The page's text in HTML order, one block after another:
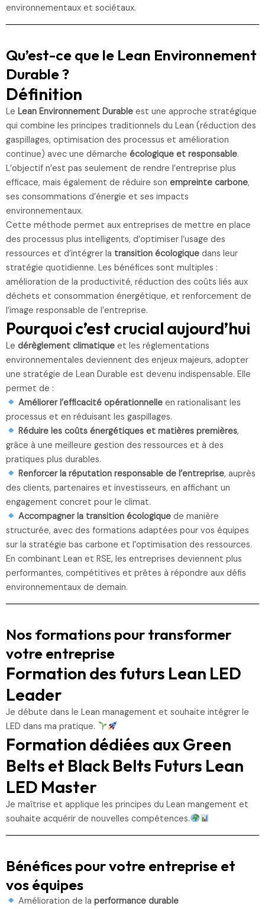
environnementaux et sociétaux.
Qu’est-ce que le Lean Environnement
Durable ?
Définition
Le Lean Environnement Durable est une approche stratégique
qui combine les principes traditionnels du Lean (réduction des
gaspillages, optimisation des processus et amélioration
continue) avec une démarche écologique et responsable.
L’objectif n’est pas seulement de rendre l’entreprise plus
efficace, mais également de réduire son empreinte carbone,
ses consommations d’énergie et ses impacts
environnementaux.
Cette méthode permet aux entreprises de mettre en place
des processus plus intelligents, d’optimiser l’usage des
ressources et d’intégrer la transition écologique dans leur
stratégie quotidienne. Les bénéfices sont multiples :
amélioration de la productivité, réduction des coûts liés aux
déchets et consommation énergétique, et renforcement de
l’image responsable de l’entreprise.
Pourquoi c’est crucial aujourd’hui
Le dérèglement climatique et les réglementations
environnementales deviennent des enjeux majeurs, adopter
une stratégie de Lean Durable est devenu indispensable. Elle
permet de :
Améliorer l’efficacité opérationnelleen rationalisant les
processus et en réduisant les gaspillages.
Réduire les coûts énergétiques et matières premières,
grâce à une meilleure gestion des ressources et à des
pratiques plus durables.
Renforcer la réputation responsable de l’entreprise, auprès
des clients, partenaires et investisseurs, en affichant un
engagement concret pour le climat.
Accompagner la transition écologiquede manière
structurée, avec des formations adaptées pour vos équipes
sur la stratégie bas carbone et l’optimisation des ressources.
En combinant Lean et RSE, les entreprises deviennent plus
performantes, compétitives et prêtes à répondre aux défis
environnementaux de demain.
Nos formations pour transformer
votre entreprise
Formation des futurs Lean LED
Leader
Je débute dans le Lean management et souhaite intégrer le
LED dans ma pratique.
Formation dédiées aux Green
Belts et Black Belts Futurs Lean
LED Master
Je maîtrise et applique les principes du Lean mangement et
souhaite acquérir de nouvelles compétences.
Bénéfices pour votre entreprise et
vos équipes
Amélioration de la performance durable